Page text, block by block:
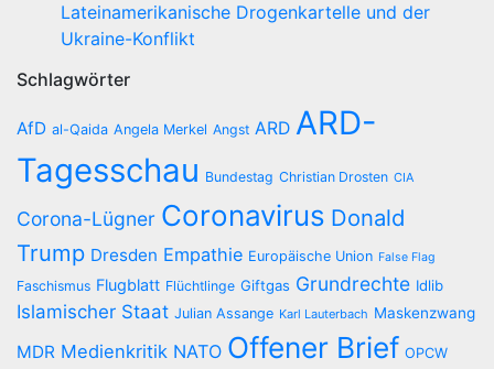
Lateinamerikanische Drogenkartelle und der
Ukraine-Konflikt
Schlagwörter
AfD al-Qaida Angela Merkel Angst ARD ARD-
Tagesschau Bundestag Christian Drosten CIA
Corona-Lügner Coronavirus Donald
Trump Dresden Empathie Europäische Union False Flag
Faschismus Flugblatt Flüchtlinge Giftgas Grundrechte Idlib
Islamischer Staat Julian Assange Karl Lauterbach Maskenzwang
MDR Medienkritik NATO Offener Brief OPCW